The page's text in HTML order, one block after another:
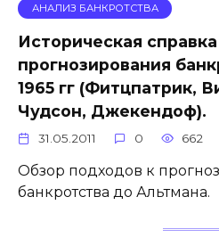
АНАЛИЗ БАНКРОТСТВА
Историческая
прогнозирования
1965 гг (Фитцпатрик,
Чудсон, Джекендоф).
31.05.2011 0 662
Обзор подходов к
банкротства до Альтмана.